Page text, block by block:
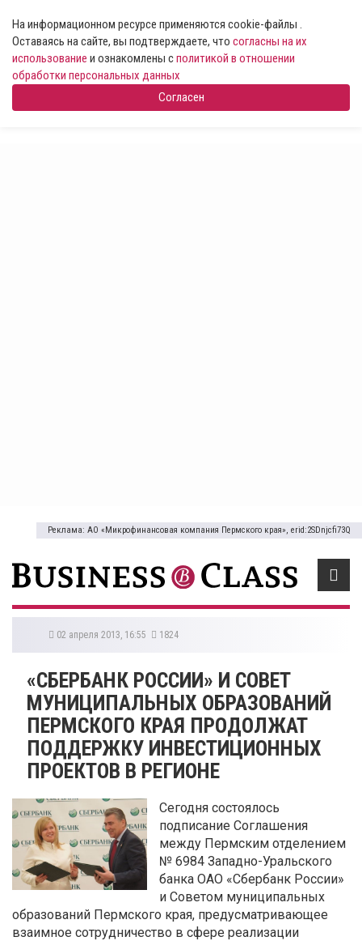
На информационном ресурсе применяются cookie-файлы .
Оставаясь на сайте, вы подтверждаете, что согласны на их
использование и ознакомлены сполитикой в отношении
обработки персональных данных
Согласен
Реклама: АО «Микрофинансовая компания Пермского края», erid:2SDnjcfi73Q
02 апреля 2013, 16:55 1824
«СБЕРБАНК РОССИИ» И СОВЕТ
МУНИЦИПАЛЬНЫХ ОБРАЗОВАНИЙ
ПЕРМСКОГО КРАЯ ПРОДОЛЖАТ
ПОДДЕРЖКУ ИНВЕСТИЦИОННЫХ
ПРОЕКТОВ В РЕГИОНЕ
Сегодня состоялось
подписание Соглашения
между Пермским отделением
№ 6984 Западно-Уральского
банка ОАО «Сбербанк России»
и Советом муниципальных
образований Пермского края, предусматривающее
взаимное сотрудничество в сфере реализации